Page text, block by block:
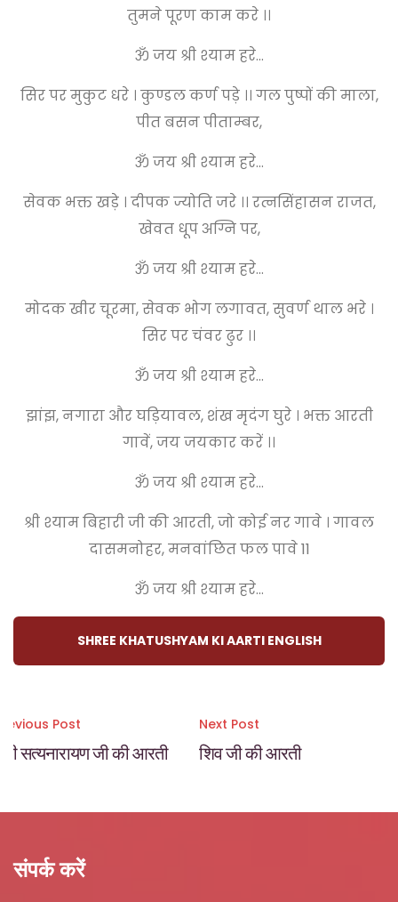
तुमने पूरण काम करे ।।
ॐ जय श्री श्याम हरे…
सिर पर मुकुट धरे । कुण्डल कर्ण पड़े ।। गल पुष्पों की माला,
पीत बसन पीताम्बर,
ॐ जय श्री श्याम हरे…
सेवक भक्त खड़े । दीपक ज्योति जरे ।। रत्नसिंहासन राजत,
खेवत धूप अग्नि पर,
ॐ जय श्री श्याम हरे…
मोदक खीर चूरमा, सेवक भोग लगावत, सुवर्ण थाल भरे ।
सिर पर चंवर ढुर ।।
ॐ जय श्री श्याम हरे…
झांझ, नगारा और घड़ियावल, शंख मृदंग घुरे । भक्त आरती
गावें, जय जयकार करें ।।
ॐ जय श्री श्याम हरे…
श्री श्याम बिहारी जी की आरती, जो कोई नर गावे । गावल
दासमनोहर, मनवांछित फल पावे 11
ॐ जय श्री श्याम हरे…
SHREE KHATUSHYAM KI AARTI ENGLISH
Post
Post
सत्यनारायण जी की आरती
Next Post
शिव जी की आरती
संपर्क करें